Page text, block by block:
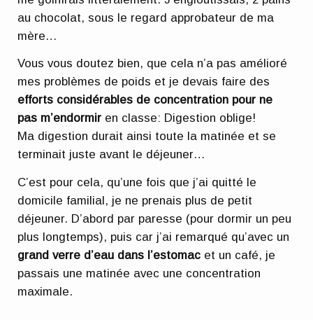
au chocolat, sous le regard approbateur de ma
mère…
Vous vous doutez bien, que cela n’a pas amélioré
mes problèmes de poids et je devais faire des
efforts considérables de concentration pour ne
pas m’endormir en classe: Digestion oblige!
Ma digestion durait ainsi toute la matinée et se
terminait juste avant le déjeuner…
C’est pour cela, qu’une fois que j’ai quitté le
domicile familial, je ne prenais plus de petit
déjeuner. D’abord par paresse (pour dormir un peu
plus longtemps), puis car j’ai remarqué qu’avec un
grand verre d’eau dans l’estomac et un café, je
passais une matinée avec une concentration
maximale.